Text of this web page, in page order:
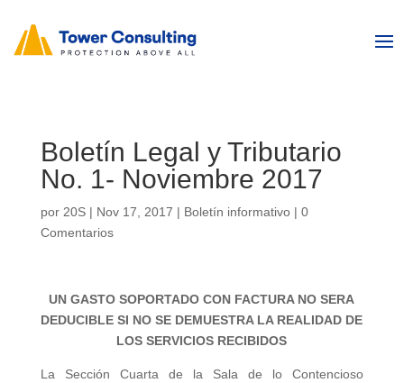
Boletín Legal y Tributario
No. 1- Noviembre 2017
por 20S| Nov 17, 2017 | Boletín informativo| 0
Comentarios
UN GASTO SOPORTADO CON FACTURA NO SERA
DEDUCIBLE SI NO SE DEMUESTRA LA REALIDAD DE
LOS SERVICIOS RECIBIDOS
La Sección Cuarta de la Sala de lo Contencioso